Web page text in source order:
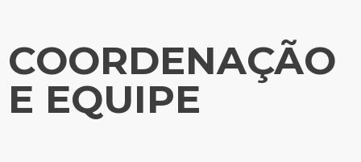
COORDENAÇÃO
E EQUIPE